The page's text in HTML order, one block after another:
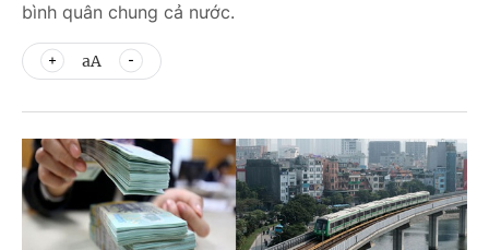
bình quân chung cả nước.
aA